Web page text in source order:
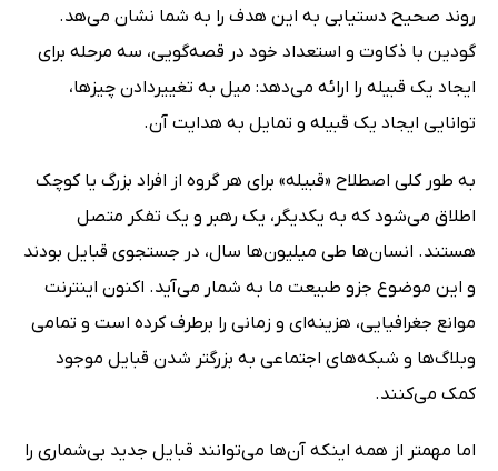
روند صحیح دستیابی به این هدف را به شما نشان می‌هد.
گودین با ذکاوت و استعداد خود در قصه‌گویی، سه مرحله برای
ایجاد یک قبیله را ارائه می‌دهد: میل به تغییردادن چیزها،
توانایی ایجاد یک قبیله و تمایل به هدایت آن.
به طور کلی اصطلاح «قبیله» برای هر گروه از افراد بزرگ یا کوچک
اطلاق می‌شود که به یکدیگر، یک رهبر و یک تفکر متصل
هستند. انسان‌ها طی میلیون‌ها سال، در جستجوی قبایل بودند
و این موضوع جزو طبیعت ما به شمار می‌آید. اکنون اینترنت
موانع جغرافیایی، هزینه‌ای و زمانی را برطرف کرده است و تمامی
وبلاگ‌ها و شبکه‌های اجتماعی به بزرگتر شدن قبایل موجود
کمک می‌کنند.
اما مهمتر از همه اینکه آن‌ها می‌توانند قبایل جدید بی‌شماری را